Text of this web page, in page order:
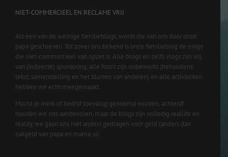
NIET-COMMERCIEEL EN RECLAME VRIJ
Als een van de weinige familieblogs, wordt die van ons door onze
papa geschreven. Tot zover ons bekend is onze familieblog de enige
die niet-commercieel van opzet is. Alle blogs en zelfs vlogs zijn vrij
van (indirecte) sponsoring, alle foto’s zijn onbewerkt (behoudens
tekst, samenstelling en het blurren van anderen) en alle activiteiten
hebben we echt meegemaakt.
Mocht je merk of bedrijf toevallig genoemd worden, achteraf
houden we ons aanbevolen, maar de blogs zijn volledig reallife en
reality, we gaan ons niet anders gedragen voor geld (anders dan
zakgeld van papa en mama ;o)